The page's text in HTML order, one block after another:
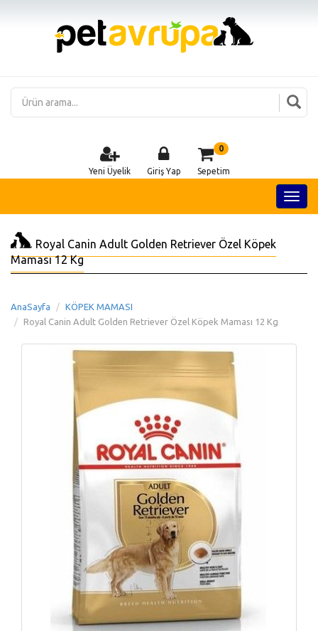
Yeni Üyelik Giriş Yap
0
Sepetim
Royal Canin Adult Golden Retriever Özel Köpek
Maması 12 Kg
AnaSayfa
KÖPEK MAMASI
Royal Canin Adult Golden Retriever Özel Köpek Maması 12 Kg